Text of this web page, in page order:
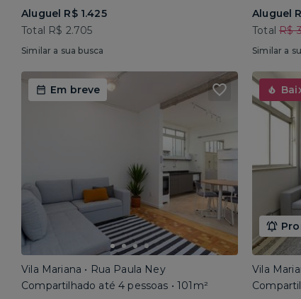
Aluguel R$ 1.425
Total R$ 2.705
Similar a sua busca
Aluguel
TotalR$
Similar a
Em breve
Vila Mariana • Rua Paula Ney
Compartilhado até 4 pessoas • 101m²
Vila